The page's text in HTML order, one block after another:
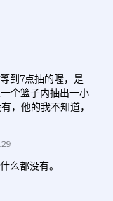
到7点抽的喔，是
个篮子内抽出一小
，他的我不知道，
么都没有。